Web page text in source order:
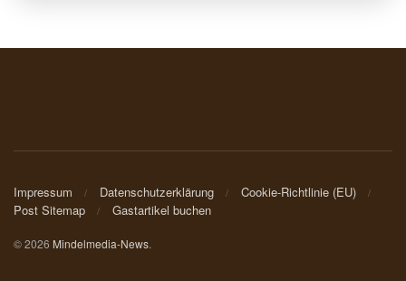
Impressum Datenschutzerklärung
Cookie-Richtlinie (EU)
Post Sitemap
Gastartikel buchen
© 2026 Mindelmedia-News.